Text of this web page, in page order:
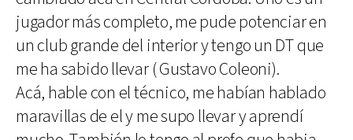
jugador más completo, me pude potenciar en
un club grande del interior y tengo un DT que
me ha sabido llevar ( Gustavo Coleoni).
Acá, hable con el técnico, me habían hablado
maravillas de el y me supo llevar y aprendí